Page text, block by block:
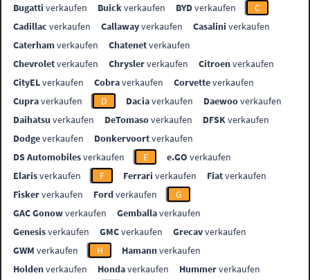
Bugatti verkaufen Buickverkaufen BYDverkaufen
C
Cadillac verkaufen Callawayverkaufen Casalini verkaufen
Caterhamverkaufen Chatenetverkaufen
Chevroletverkaufen Chryslerverkaufen Citroenverkaufen
CityELverkaufen Cobraverkaufen Corvetteverkaufen
Cupraverkaufen D Daciaverkaufen Daewooverkaufen
Daihatsu verkaufen DeTomasoverkaufen DFSKverkaufen
Dodgeverkaufen Donkervoortverkaufen
DS Automobilesverkaufen E e.GO verkaufen
Elarisverkaufen F Ferrari verkaufen Fiatverkaufen
Fiskerverkaufen Fordverkaufen
G
GAC Gonowverkaufen Gemballaverkaufen
Genesisverkaufen GMCverkaufen Grecavverkaufen
GWM verkaufen H Hamannverkaufen
Holdenverkaufen Hondaverkaufen Hummerverkaufen